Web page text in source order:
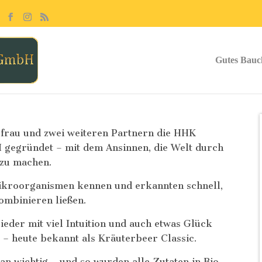
Gutes
und zwei weiteren Partnern die HHK
– mit dem Ansinnen, die Welt durch
machen.
kennen und erkannten schnell,
ließen.
mit viel Intuition und auch etwas Glück
heute bekannt als Kräuterbeer Classic.